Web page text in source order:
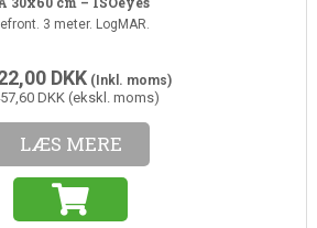
3 meter. LogMAR.
DKK (Inkl. moms)
DKK (ekskl. moms)
LÆS MERE